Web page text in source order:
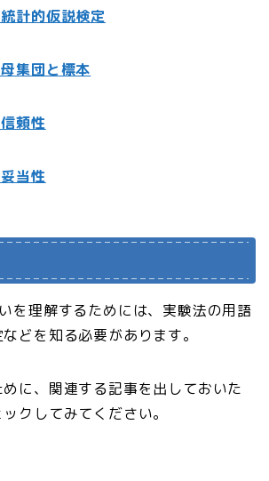
計的仮説検定
集団と標本
頼性
当性
を理解するためには、実験法の用語
どを知る必要があります。
に、関連する記事を出しておいた
クしてみてください。